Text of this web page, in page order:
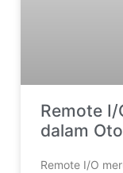
Remote I/
dalam
Remote I/O